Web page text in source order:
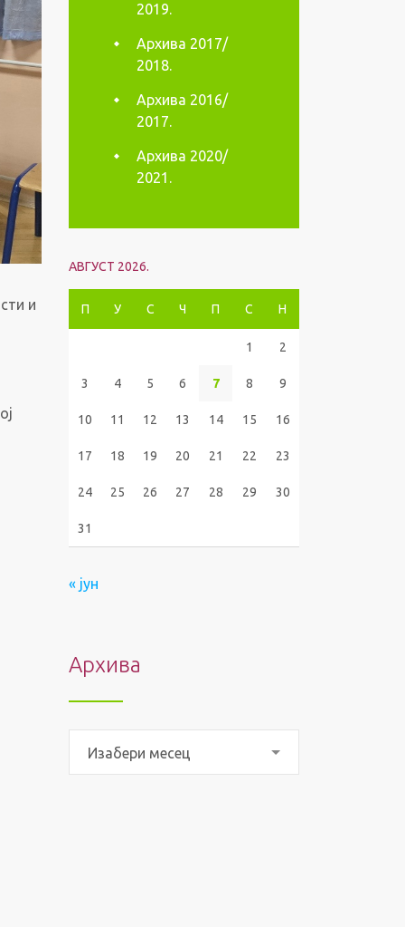
и
2019.
Архива 2017/
2018.
Архива 2016/
2017.
Архива 2020/
2021.
АВГУСТ 2026.
П У С Ч П С Н
1 2
3 4 5 6 7 8 9
10 11 12 13 14 15 16
17 18 19 20 21 22 23
24 25 26 27 28 29 30
31
« јун
Архива
Изабери месец